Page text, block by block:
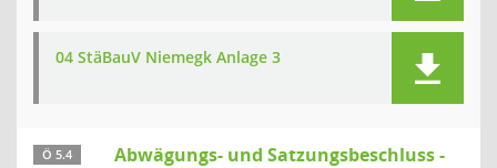
04 StäBauV Niemegk Anlage 3
Ö 5.4
Abwägungs- und Satzungsbeschluss -